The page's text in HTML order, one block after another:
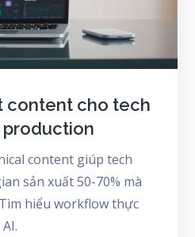
content cho tech
production
content giúp tech
sản xuất 50-70% mà
hiểu workflow thực